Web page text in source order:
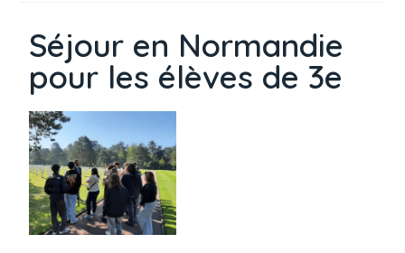
Séjour en Normandie
pour les élèves de 3e